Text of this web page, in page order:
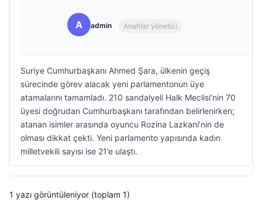
A admin Anahtar yönetici
Suriye Cumhurbaşkanı Ahmed Şara, ülkenin geçiş
sürecinde görev alacak yeni parlamentonun üye
atamalarını tamamladı. 210 sandalyeli Halk Meclisi’nin 70
üyesi doğrudan Cumhurbaşkanı tarafından belirlenirken;
atanan isimler arasında oyuncu Rozina Lazkani’nin de
olması dikkat çekti. Yeni parlamento yapısında kadın
milletvekili sayısı ise 21’e ulaştı.
1 yazı görüntüleniyor (toplam 1)